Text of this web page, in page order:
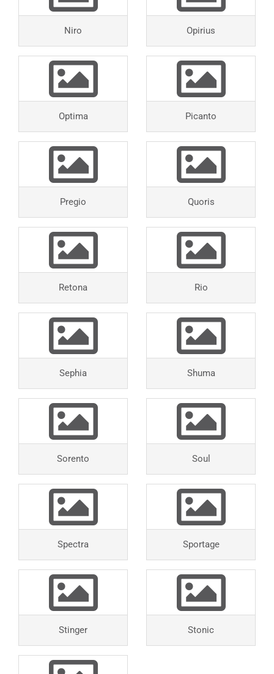
Niro Opirius
Optima Picanto
Pregio Quoris
Retona Rio
Sephia Shuma
Sorento Soul
Spectra Sportage
Stinger Stonic